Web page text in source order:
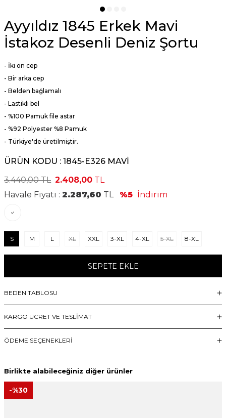
Ayyıldız 1845 Erkek Mavi
İstakoz Desenli Deniz Şortu
- İki ön cep
- Bir arka cep
- Belden bağlamalı
- Lastikli bel
- %100 Pamuk file astar
- %92 Polyester %8 Pamuk
- Türkiye'de üretilmiştir.
ÜRÜN KODU : 1845-E326 MAVİ
3.440,00TL 2.408,00 TL
Havale Fiyatı : 2.287,60 TL %5 İndirim
S M L XL XXL 3-XL 4-XL 5-XL 8-XL
SEPETE EKLE
BEDEN TABLOSU
KARGO ÜCRET VE TESLİMAT
ÖDEME SEÇENEKLERI
Birlikte alabileceğiniz diğer ürünler
-%30